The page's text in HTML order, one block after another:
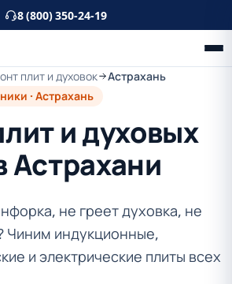
8 (800) 350-24-19
плит и духовок
Астрахань
· Астрахань
и духовых
Астрахани
не греет духовка, не
Чиним индукционные,
и электрические плиты всех